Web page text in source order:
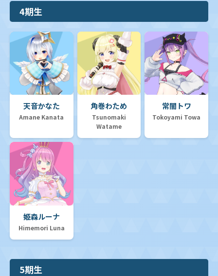
4期生
天音かなた
Amane Kanata
角巻わため
Tsunomaki
Watame
常闇トワ
Tokoyami Towa
姫森ルーナ
Himemori Luna
5期生